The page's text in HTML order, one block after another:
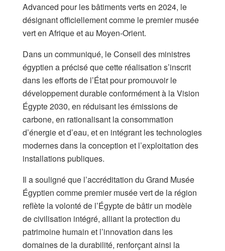
Advanced pour les bâtiments verts en 2024, le
désignant officiellement comme le premier musée
vert en Afrique et au Moyen-Orient.
Dans un communiqué, le Conseil des ministres
égyptien a précisé que cette réalisation s’inscrit
dans les efforts de l’État pour promouvoir le
développement durable conformément à la Vision
Égypte 2030, en réduisant les émissions de
carbone, en rationalisant la consommation
d’énergie et d’eau, et en intégrant les technologies
modernes dans la conception et l’exploitation des
installations publiques.
Il a souligné que l’accréditation du Grand Musée
Égyptien comme premier musée vert de la région
reflète la volonté de l’Égypte de bâtir un modèle
de civilisation intégré, alliant la protection du
patrimoine humain et l’innovation dans les
domaines de la durabilité, renforçant ainsi la